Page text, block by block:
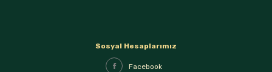
Sosyal Hesaplarımız
Facebook